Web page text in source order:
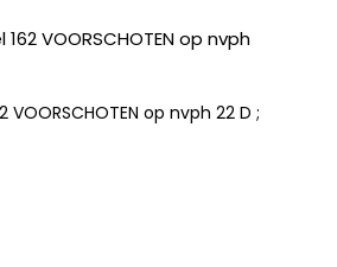
op nvph 22 D ;